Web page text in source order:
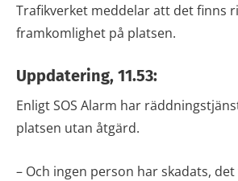
Trafikverket meddelar att det finns
framkomlighet på platsen.
Uppdatering, 11.53:
Enligt SOS Alarm har
platsen utan åtgärd.
– Och ingen person har skadats, det